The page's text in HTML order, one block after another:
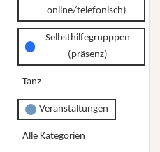
online/telefonisch)
Selbsthilfegrupppen
(präsenz)
Tanz
Veranstaltungen
Alle Kategorien